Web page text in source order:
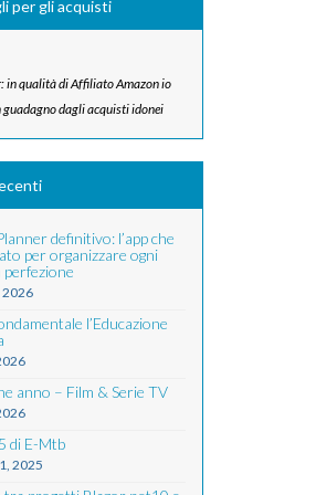
per gli acquisti
in qualità di Affiliato Amazon io
guadagno dagli acquisti idonei
definitivo: l’app che
per organizzare ogni
perfezione
2026
l’Educazione
anno – Film & Serie TV
di E-Mtb
2025